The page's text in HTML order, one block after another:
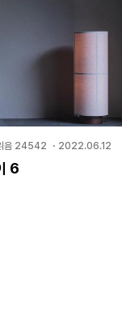
음 24542 ・ 2022.06.12
6